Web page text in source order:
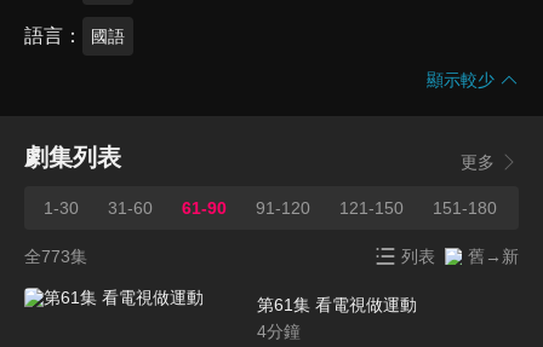
語言 國語
顯示較少
劇集列表 更多
1-30 31-60 61-90 91-120 121-150 151-180
全773集 列表 舊→新
第61集 看電視做運動
4分鐘